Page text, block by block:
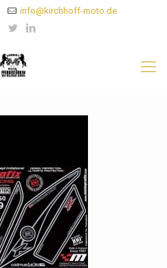
info@kirchhoff-moto.de